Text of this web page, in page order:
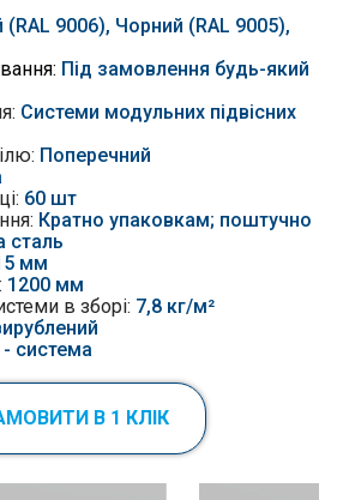
(RAL 9006), Чорний (RAL 9005),
Під замовлення будь-який
Системи модульних підвісних
Поперечний
60 шт
Кратно упаковкам; поштучно
сталь
мм
1200 мм
в зборі: 7,8 кг/м²
- система
В 1 КЛІК